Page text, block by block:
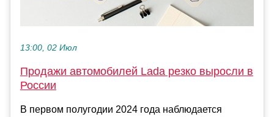
13:00, 02 Июл
Продажи автомобилей Lada резко выросли в
России
В первом полугодии 2024 года наблюдается